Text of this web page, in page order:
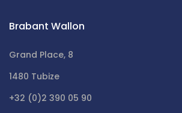
Brabant Wallon
Grand Place, 8
1480 Tubize
+32 (0)2 390 05 90